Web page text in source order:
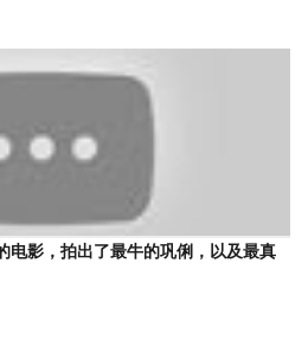
电影，拍出了最牛的巩俐，以及最真